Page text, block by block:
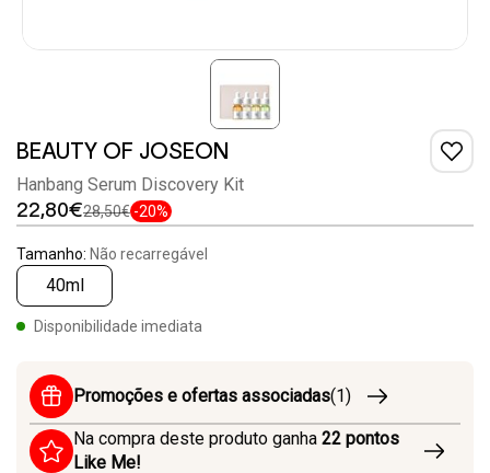
BEAUTY OF JOSEON
Hanbang Serum Discovery Kit
22,80€28,50€ -20%
Tamanho: Não recarregável
40ml
Disponibilidade imediata
Promoções e ofertas associadas(1)
Na compra deste produto ganha 22 pontos
Like Me!